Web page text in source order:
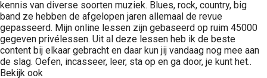
kennis van diverse soorten muziek. Blues, rock, country, big
band ze hebben de afgelopen jaren allemaal de revue
gepasseerd. Mijn online lessen zijn gebaseerd op ruim 45000
gegeven privélessen. Uit al deze lessen heb ik de beste
content bij elkaar gebracht en daar kun jij vandaag nog mee aan
de slag. Oefen, incasseer, leer, sta op en ga door, je kunt het..
Bekijk ook